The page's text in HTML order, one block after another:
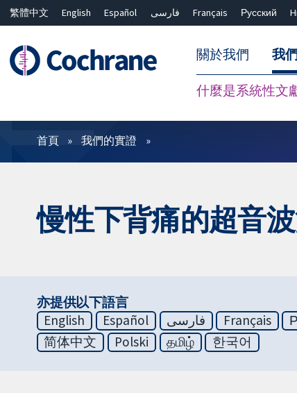
繁體中文 English Español فارسی Français Русский
關於我們 我
什麼是系統性文
篩選條件
首頁 我們的實證
慢性下背痛的超音
亦提供以下語言
English
Español فارسی Français
简体中文
Polski தமிழ் 한국어